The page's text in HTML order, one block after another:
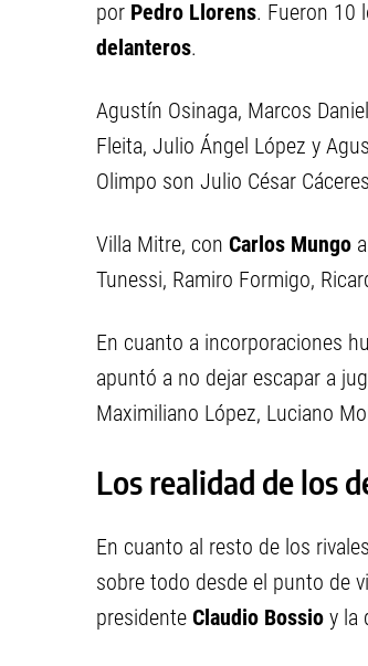
por Pedro Llorens. Fueron 10
delanteros.
Agustín Osinaga, Marcos
Fleita, Julio Ángel López y
Olimpo son Julio César
Villa Mitre, con Carlos Mungo
Tunessi, Ramiro Formigo,
En cuanto a incorporaciones
apuntó a no dejar escapar a
Maximiliano López, Luciano
Los realidad de los
En cuanto al resto de los
sobre todo desde el punto de
presidente Claudio Bossio y la